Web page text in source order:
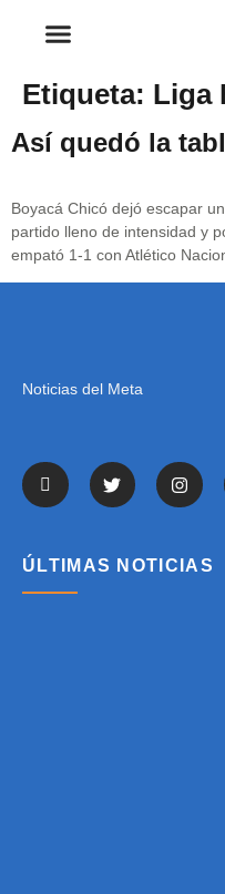
Etiqueta: Liga
Así quedó la
Boyacá Chicó dejó escapar
partido lleno de intensidad y
empató 1-1 con Atlético
Noticias del Meta
ÚLTIMAS NOTICIAS